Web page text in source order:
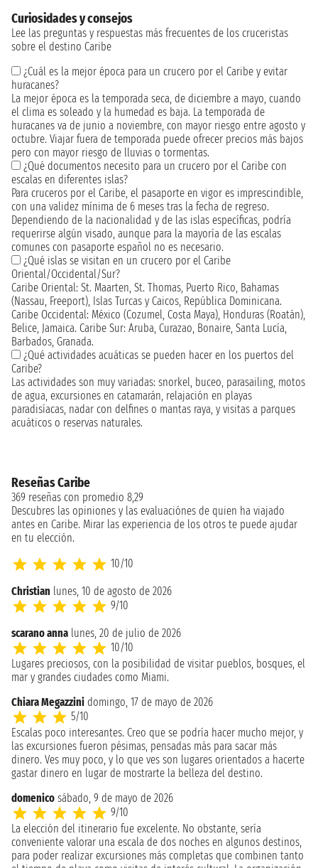
Curiosidades y consejos
Lee las preguntas y respuestas más frecuentes de los cruceristas
sobre el destino Caribe
¿Cuál es la mejor época para un crucero por el Caribe y evitar
huracanes?
La mejor época es la temporada seca, de diciembre a mayo, cuando
el clima es soleado y la humedad es baja. La temporada de
huracanes va de junio a noviembre, con mayor riesgo entre agosto y
octubre. Viajar fuera de temporada puede ofrecer precios más bajos
pero con mayor riesgo de lluvias o tormentas.
¿Qué documentos necesito para un crucero por el Caribe con
escalas en diferentes islas?
Para cruceros por el Caribe, el pasaporte en vigor es imprescindible,
con una validez mínima de 6 meses tras la fecha de regreso.
Dependiendo de la nacionalidad y de las islas específicas, podría
requerirse algún visado, aunque para la mayoría de las escalas
comunes con pasaporte español no es necesario.
¿Qué islas se visitan en un crucero por el Caribe
Oriental/Occidental/Sur?
Caribe Oriental: St. Maarten, St. Thomas, Puerto Rico, Bahamas
(Nassau, Freeport), Islas Turcas y Caicos, República Dominicana.
Caribe Occidental: México (Cozumel, Costa Maya), Honduras (Roatán),
Belice, Jamaica. Caribe Sur: Aruba, Curazao, Bonaire, Santa Lucía,
Barbados, Granada.
¿Qué actividades acuáticas se pueden hacer en los puertos del
Caribe?
Las actividades son muy variadas: snorkel, buceo, parasailing, motos
de agua, excursiones en catamarán, relajación en playas
paradisíacas, nadar con delfines o mantas raya, y visitas a parques
acuáticos o reservas naturales.
Reseñas Caribe
369 reseñas con promedio 8,29
Descubres las opiniones y las evaluaciónes de quien ha viajado
antes en Caribe. Mirar las experiencia de los otros te puede ajudar
en tu elección.
10/10
Christian lunes, 10 de agosto de 2026
9/10
scarano anna lunes, 20 de julio de 2026
10/10
Lugares preciosos, con la posibilidad de visitar pueblos, bosques, el
mar y grandes ciudades como Miami.
Chiara Megazzini domingo, 17 de mayo de 2026
5/10
Escalas poco interesantes. Creo que se podría hacer mucho mejor, y
las excursiones fueron pésimas, pensadas más para sacar más
dinero. Ves muy poco, y lo que ves son lugares orientados a hacerte
gastar dinero en lugar de mostrarte la belleza del destino.
domenico sábado, 9 de mayo de 2026
9/10
La elección del itinerario fue excelente. No obstante, sería
conveniente valorar una escala de dos noches en algunos destinos,
para poder realizar excursiones más completas que combinen tanto